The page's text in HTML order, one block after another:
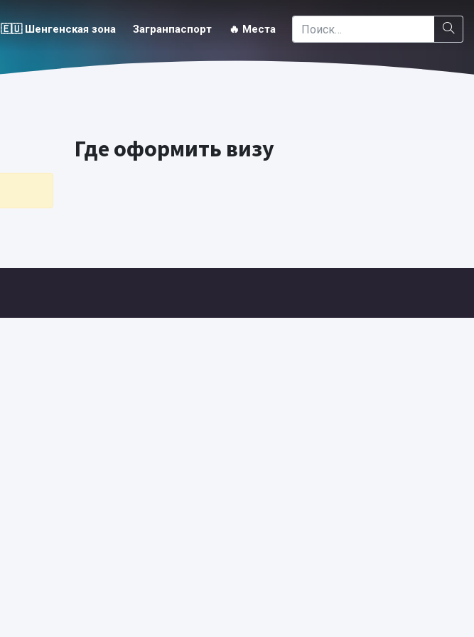
🇪🇺 Шенгенская зона Загранпаспорт 🔥 Места
Где оформить визу